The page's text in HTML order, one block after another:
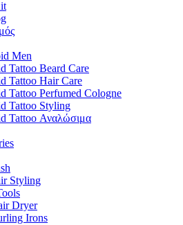
Men
Tattoo Beard Care
Tattoo Hair Care
Tattoo Perfumed Cologne
Tattoo Styling
Tattoo Αναλώσιμα
Styling
Dryer
Irons